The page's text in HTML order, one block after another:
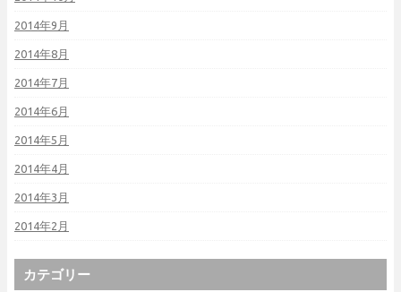
2014年9月
2014年8月
2014年7月
2014年6月
2014年5月
2014年4月
2014年3月
2014年2月
カテゴリー